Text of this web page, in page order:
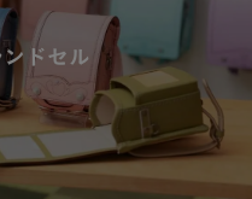
ドセル